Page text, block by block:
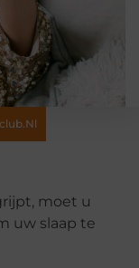
moet u
uw slaap te